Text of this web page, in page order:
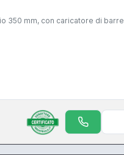
350 mm, con caricatore di barre